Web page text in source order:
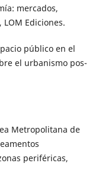
mercados,
Ediciones.
público en el
el urbanismo pos-
Metropolitana de
periféricas,